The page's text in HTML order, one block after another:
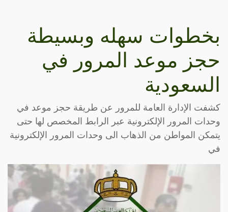
بخطوات سهله وبسيطة
حجز موعد المرور في
السعودية
كشفت الإدارة العامة للمرور عن طريقة حجز موعد في
وحدات المرور الإلكترونية عبر الرابط المخصص لها حتى
يتمكن المواطن من الذهاب الى وحدات المرور الإلكترونية
في